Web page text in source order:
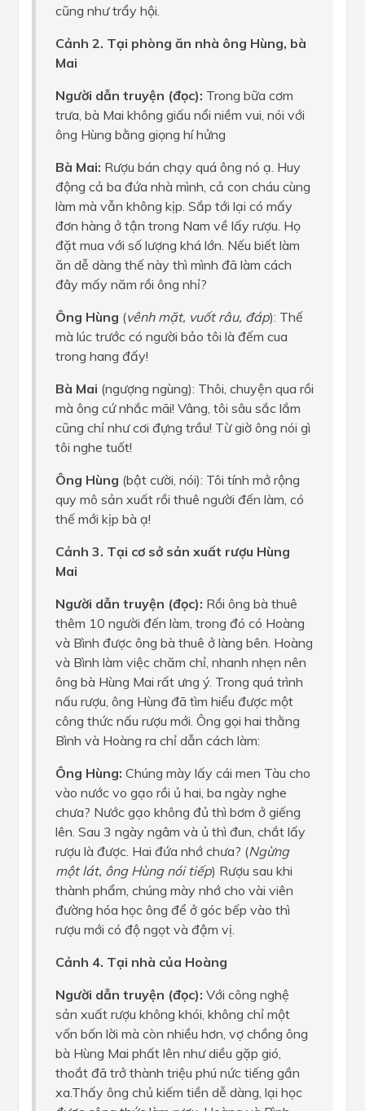
cũng như trẩy hội.
Cảnh 2. Tại phòng ăn nhà ông Hùng, bà
Mai
Người dẫn truyện (đọc): Trong bữa cơm
trưa, bà Mai không giấu nổi niềm vui, nói với
ông Hùng bằng giọng hí hửng
Bà Mai: Rượu bán chạy quá ông nó ạ. Huy
động cả ba đứa nhà mình, cả con cháu cùng
làm mà vẫn không kịp. Sắp tới lại có mấy
đơn hàng ở tận trong Nam về lấy rượu. Họ
đặt mua với số lượng khá lớn. Nếu biết làm
ăn dễ dàng thế này thì mình đã làm cách
đây mấy năm rồi ông nhỉ?
Ông Hùng (vênh mặt, vuốt râu, đáp): Thế
mà lúc trước có người bảo tôi là đếm cua
trong hang đấy!
Bà Mai (ngượng ngùng): Thôi, chuyện qua rồi
mà ông cứ nhắc mãi! Vâng, tôi sâu sắc lắm
cũng chỉ như cơi đựng trầu! Từ giờ ông nói gì
tôi nghe tuốt!
Ông Hùng (bật cười, nói): Tôi tính mở rộng
quy mô sản xuất rồi thuê người đến làm, có
thế mới kịp bà ạ!
Cảnh 3. Tại cơ sở sản xuất rượu Hùng
Mai
Người dẫn truyện (đọc): Rồi ông bà thuê
thêm 10 người đến làm, trong đó có Hoàng
và Bình được ông bà thuê ở làng bên. Hoàng
và Bình làm việc chăm chỉ, nhanh nhẹn nên
ông bà Hùng Mai rất ưng ý. Trong quá trình
nấu rượu, ông Hùng đã tìm hiểu được một
công thức nấu rượu mới. Ông gọi hai thằng
Bình và Hoàng ra chỉ dẫn cách làm:
Ông Hùng: Chúng mày lấy cái men Tàu cho
vào nước vo gạo rồi ủ hai, ba ngày nghe
chưa? Nước gạo không đủ thì bơm ở giếng
lên. Sau 3 ngày ngâm và ủ thì đun, chắt lấy
rượu là được. Hai đứa nhớ chưa? (Ngừng
một lát, ông Hùng nói tiếp) Rượu sau khi
thành phẩm, chúng mày nhớ cho vài viên
đường hóa học ông để ở góc bếp vào thì
rượu mới có độ ngọt và đậm vị.
Cảnh 4. Tại nhà của Hoàng
Người dẫn truyện (đọc): Với công nghệ
sản xuất rượu không khói, không chỉ một
vốn bốn lời mà còn nhiều hơn, vợ chồng ông
bà Hùng Mai phất lên như diều gặp gió,
thoắt đã trở thành triệu phú nức tiếng gần
xa.Thấy ông chủ kiếm tiền dễ dàng, lại học